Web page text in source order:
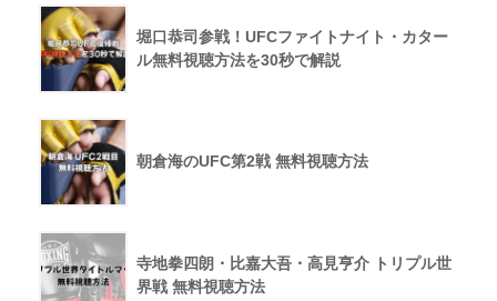
堀口恭司参戦！UFCファイトナイト・カター
ル無料視聴方法を30秒で解説
朝倉海のUFC第2戦 無料視聴方法
寺地拳四朗・比嘉大吾・高見亨介 トリプル世
界戦 無料視聴方法